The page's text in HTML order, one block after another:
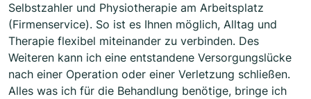
Selbstzahler und Physiotherapie am Arbeitsplatz
(Firmenservice). So ist es Ihnen möglich, Alltag und
Therapie flexibel miteinander zu verbinden. Des
Weiteren kann ich eine entstandene Versorgungslücke
nach einer Operation oder einer Verletzung schließen.
Alles was ich für die Behandlung benötige, bringe ich